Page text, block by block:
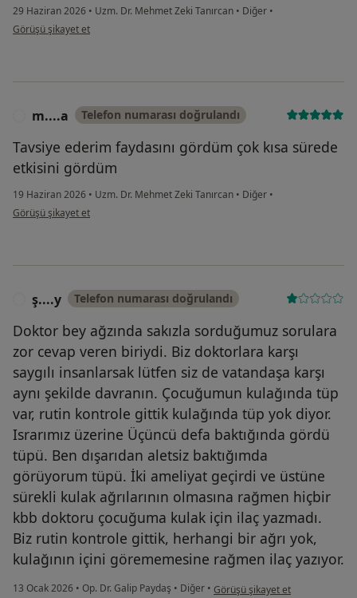
29 Haziran 2026 • Uzm. Dr. Mehmet Zeki Tanırcan • Diğer •
kullanıcının görüşüne göre se...n
Görüşü şikayet et
m....a Telefon numarası doğrulandı
Tavsiye ederim faydasını gördüm çok kısa sürede
etkisini gördüm
19 Haziran 2026 • Uzm. Dr. Mehmet Zeki Tanırcan • Diğer •
kullanıcının görüşüne göre m....a
Görüşü şikayet et
ş....y Telefon numarası doğrulandı
Doktor bey ağzında sakızla sorduğumuz sorulara
zor cevap veren biriydi. Biz doktorlara karşı
saygılı insanlarsak lütfen siz de vatandaşa karşı
aynı şekilde davranın. Çocuğumun kulağında tüp
var, rutin kontrole gittik kulağında tüp yok diyor.
Israrımız üzerine Üçüncü defa baktığında gördü
tüpü. Ben dışarıdan aletsiz baktığımda
görüyorum tüpü. İki ameliyat geçirdi ve üstüne
sürekli kulak ağrılarının olmasına rağmen hiçbir
kbb doktoru çocuğuma kulak için ilaç yazmadı.
Biz rutin kontrole gittik, herhangi bir ağrı yok,
kulağının içini görememesine rağmen ilaç yazıyor.
13 Ocak 2026 • Op. Dr. Galip Paydaş • Diğer • kullanıcının görüşüne göre ş....y
Görüşü şikayet et